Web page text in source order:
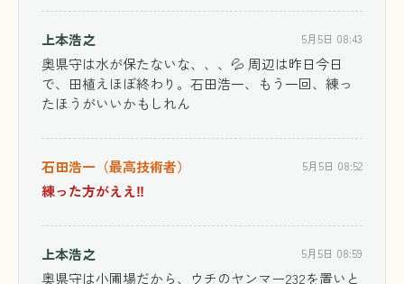
上本浩之 5月5日 08:43
奥県守は水が保たないな、、、💦 周辺は昨日今日
で、田植えほぼ終わり。石田浩一、もう一回、練っ
たほうがいいかもしれん
石田浩一（最高技術者） 5月5日 08:52
練った方がええ‼️
上本浩之 5月5日 08:59
奥県守は小圃場だから、ウチのヤンマー232を置いと